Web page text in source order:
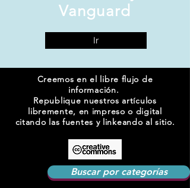
Vanguard
Ir
Creemos en el libre flujo de
información.
Republique nuestros artículos
libremente, en impreso o digital
citando las fuentes y linkeando al sitio.
Buscar por categorías